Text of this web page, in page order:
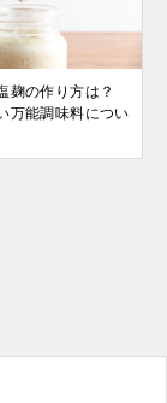
麹の作り方は？
万能調味料につい
について